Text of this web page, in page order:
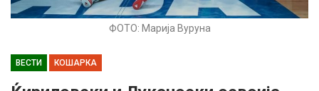
ФОТО: Марија Вуруна
ВЕСТИ КОШАРКА